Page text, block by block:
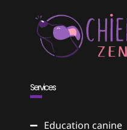
Services
Education canine